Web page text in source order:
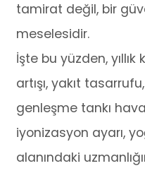
tamirat değil, bir
meselesidir.
İşte bu yüzden, yıllık
artışı, yakıt
genleşme tankı
iyonizasyon ayarı,
alanındaki